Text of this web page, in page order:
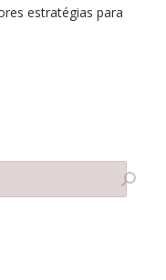
estratégias para